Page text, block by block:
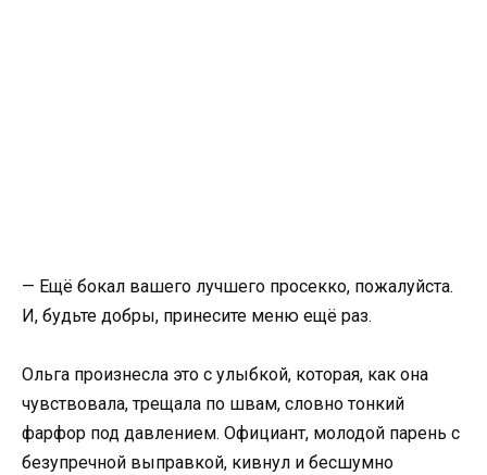
— Ещё бокал вашего лучшего просекко, пожалуйста.
И, будьте добры, принесите меню ещё раз.
Ольга произнесла это с улыбкой, которая, как она
чувствовала, трещала по швам, словно тонкий
фарфор под давлением. Официант, молодой парень с
безупречной выправкой, кивнул и бесшумно